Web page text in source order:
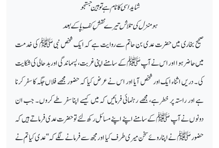
شاید اسی کا نام ہے توہین جستجو
ہو منزل کی تلاش تیرے نقشِ کفِ پا کے بعد
صحیح بخاری میں حضرت عدی بن حاتم سے روایت ہے کہ ایک شخص نبی ﷺ کی خدمت
میں حاضر ہوا اور اس نے آپ ﷺ کے سامنے اپنی غربت، پسماندگی اور بد حالی کی شکایت
کی۔ دریں اثناء ایک اور شخص آیا اور اس نے عرض کیا کہ حضور مجھے فلاں جگہ کا سفر کرنا
ہے اور راستہ پر خطر ہے، مجھے رہنمائی فرمائیں کہ میں کیسے اپنا سفر طے کروں۔ جب ان
دونوں نے آپ ﷺ کے سامنے اپنے اپنے مسائل رکھ لئے تو حضرت عدی فرماتے ہیں کہ
حضور ﷺ نے اپنا روئے سخن میری طرف کیا اور مجھ سے فرمانے لگے کہ ‘‘عدی کیا تم نے